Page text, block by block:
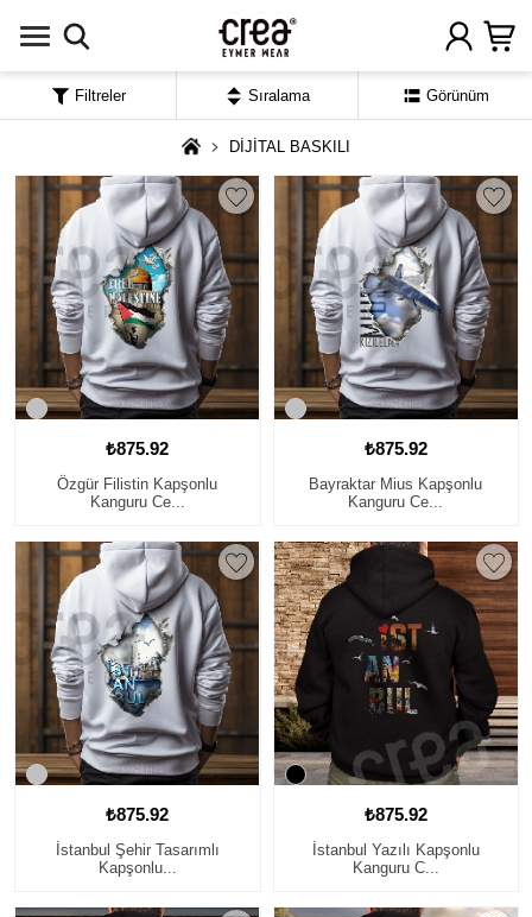
DİJİTAL BASKILI
₺875.92
Özgür Filistin Kapşonlu
Kanguru Ce...
₺875.92
Bayraktar Mius Kapşonlu
Kanguru Ce...
₺875.92
İstanbul Şehir Tasarımlı
Kapşonlu...
₺875.92
İstanbul Yazılı Kapşonlu
Kanguru C...
Filtreler Sıralama Görünüm